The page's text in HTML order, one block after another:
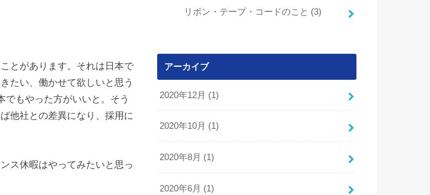
とがあります。それは日本で
たい、働かせて欲しいと思う
でもやった方がいいと。そう
他社との差異になり、採用に
ス休暇はやってみたいと思っ
リボン・テープ・コードのこと (3)
アーカイブ
2020年12月 (1)
2020年10月 (1)
2020年8月 (1)
2020年6月 (1)